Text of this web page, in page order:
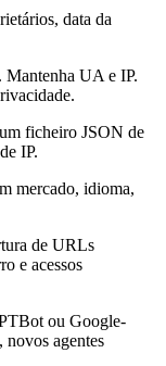
data da
UA e IP.
ficheiro JSON de
IP.
mercado, idioma,
de URLs
e acessos
ou Google-
novos agentes